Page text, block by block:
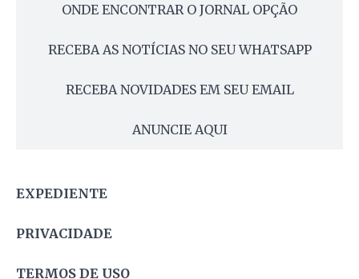
ONDE ENCONTRAR O JORNAL OPÇÃO
RECEBA AS NOTÍCIAS NO SEU WHATSAPP
RECEBA NOVIDADES EM SEU EMAIL
ANUNCIE AQUI
EXPEDIENTE
PRIVACIDADE
TERMOS DE USO